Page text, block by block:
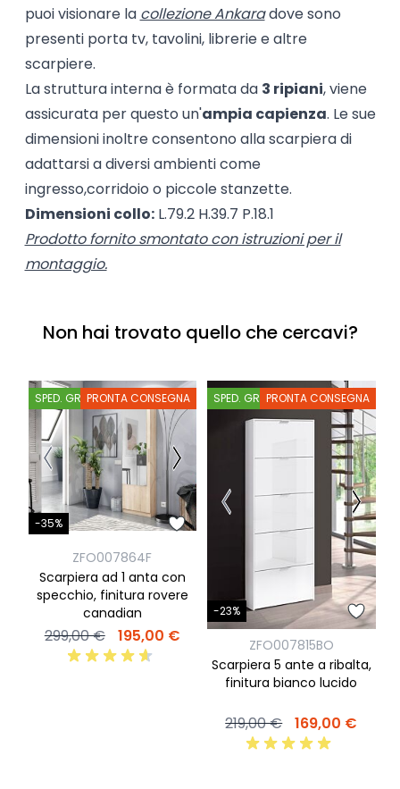
puoi visionare la collezione Ankaradove sono
presenti porta tv, tavolini, librerie e altre
scarpiere.
La struttura interna è formata da 3 ripiani, viene
assicurata per questo un'ampia capienza. Le sue
dimensioni inoltre consentono alla scarpiera di
adattarsi a diversi ambienti come
ingresso,corridoio o piccole stanzette.
Dimensioni collo:L.79.2 H.39.7 P.18.1
Prodotto fornito smontato con istruzioni per il
montaggio.
Non hai trovato quello che cercavi?
SPED. GRATISPRONTA CONSEGNA
-35%
ZFO007864F
Scarpiera ad 1 anta con
specchio, finitura rovere
canadian
299,00 € 195,00 €
SPED. GRATISPRONTA CONSEGNA
-23%
ZFO007815BO
Scarpiera 5 ante a ribalta,
finitura bianco lucido
219,00 € 169,00 €